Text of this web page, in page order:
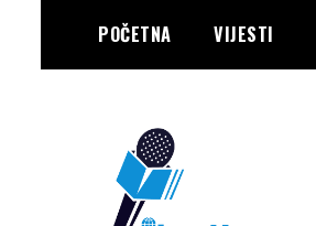
content
POČETNA VIJESTI